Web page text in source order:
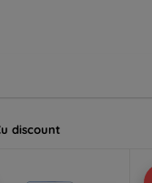
discount